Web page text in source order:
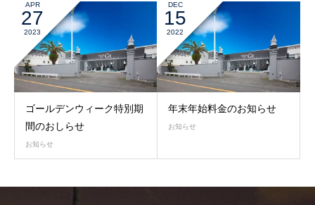
APR
27
2023
ゴールデンウィーク特別期
間のおしらせ
お知らせ
DEC
15
2022
年末年始料金のお知らせ
お知らせ